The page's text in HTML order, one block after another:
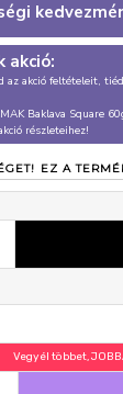
akció:
az akció feltételeit,
Baklava Square
részleteihez!
EZ A
Vegyél többet,